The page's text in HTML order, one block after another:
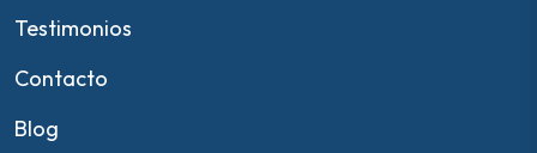
Testimonios
Contacto
Blog